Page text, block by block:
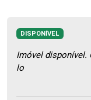
DISPONÍVEL
Imóvel disponível.
lo